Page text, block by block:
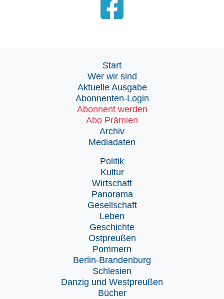
Start
Wer wir sind
Aktuelle Ausgabe
Abonnenten-Login
Abonnent werden
Abo Prämien
Archiv
Mediadaten
Politik
Kultur
Wirtschaft
Panorama
Gesellschaft
Leben
Geschichte
Ostpreußen
Pommern
Berlin-Brandenburg
Schlesien
Danzig und Westpreußen
Bücher